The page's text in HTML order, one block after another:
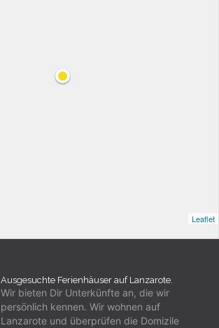
Leaflet
Ausgesuchte Ferienhäuser auf Lanzarote.
Wir bieten Dir Unterkünfte an, die wir
persönlich kennen. Wir wohnen auf
Lanzarote und überprüfen die Domizile